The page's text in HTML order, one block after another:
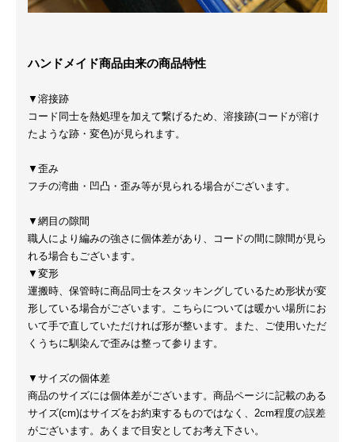
ハンドメイド商品由来の商品特性
▼溶接跡
コード同士を熱処理を加えて繋げるため、溶接跡(コードが溶け
たような跡・変色)が見られます。
▼歪み
フチの湾曲・凹凸・歪み等が見られる場合がございます。
▼網目の隙間
職人により編みの強さに個体差があり、コードの間に隙間が見ら
れる場合もございます。
▼変形
運搬時、保管時に商品同士をスタッキングしているため形状が変
形している場合がございます。こちらについては暖かい場所にお
いて手で直していただければ形が整います。また、ご使用いただ
くうちに馴染んで歪みは整って参ります。
▼サイズの個体差
商品のサイズには個体差がございます。商品ページに記載のある
サイズ(cm)はサイズをお約束するものではなく、2cm程度の誤差
がございます。あくまで目安としてお考え下さい。